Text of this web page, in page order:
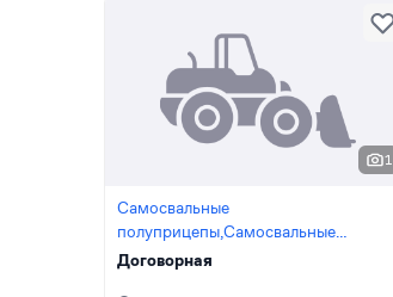
1
Самосвальные
полуприцепы,Самосвальные
прицепы,Самосвалы,Карьерные
Договорная